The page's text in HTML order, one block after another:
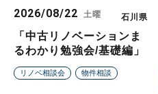
2026/08/22 土曜 石川県
「中古リノベーションま
るわかり勉強会/基礎編」
リノベ相談会 物件相談